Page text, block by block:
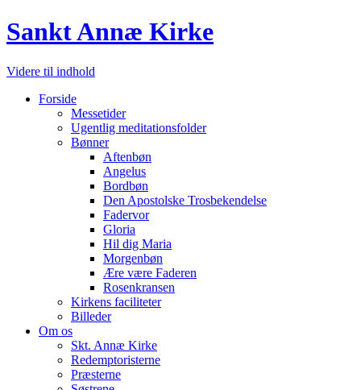
Sankt Annæ Kirke
Videre til indhold
Forside
Messetider
Ugentlig meditationsfolder
Bønner
Aftenbøn
Angelus
Bordbøn
Den Apostolske Trosbekendelse
Fadervor
Gloria
Hil dig Maria
Morgenbøn
Ære være Faderen
Rosenkransen
Kirkens faciliteter
Billeder
Om os
Skt. Annæ Kirke
Redemptoristerne
Præsterne